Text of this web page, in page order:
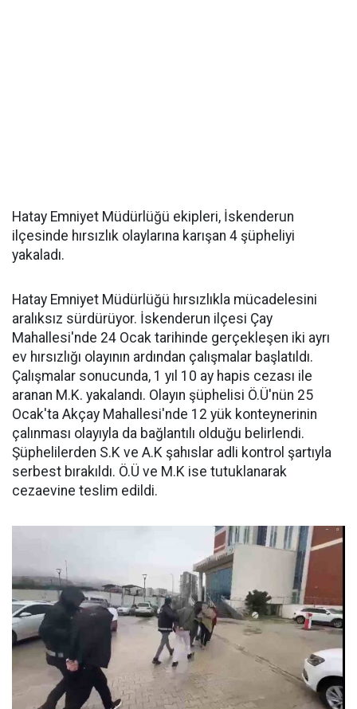
Hatay Emniyet Müdürlüğü ekipleri, İskenderun
ilçesinde hırsızlık olaylarına karışan 4 şüpheliyi
yakaladı.
Hatay Emniyet Müdürlüğü hırsızlıkla mücadelesini
aralıksız sürdürüyor. İskenderun ilçesi Çay
Mahallesi'nde 24 Ocak tarihinde gerçekleşen iki ayrı
ev hırsızlığı olayının ardından çalışmalar başlatıldı.
Çalışmalar sonucunda, 1 yıl 10 ay hapis cezası ile
aranan M.K. yakalandı. Olayın şüphelisi Ö.Ü'nün 25
Ocak'ta Akçay Mahallesi'nde 12 yük konteynerinin
çalınması olayıyla da bağlantılı olduğu belirlendi.
Şüphelilerden S.K ve A.K şahıslar adli kontrol şartıyla
serbest bırakıldı. Ö.Ü ve M.K ise tutuklanarak
cezaevine teslim edildi.